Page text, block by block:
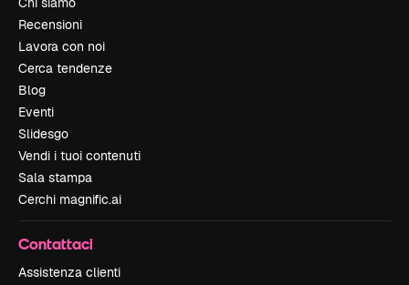
Recensioni
Lavora con noi
Cerca tendenze
Blog
Eventi
Slidesgo
Vendi i tuoi contenuti
Sala stampa
Cerchi magnific.ai
Contattaci
Assistenza clienti